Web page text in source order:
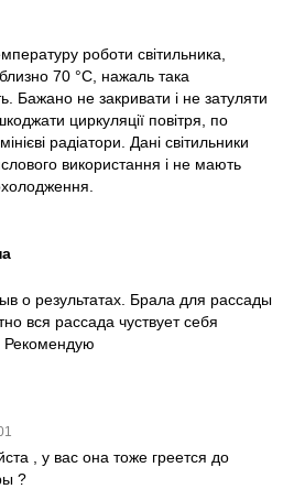
роботи світильника,
70 °C, нажаль така
Бажано не закривати і не затуляти
циркуляції повітря, по
радіатори. Дані світильники
використання і не мають
о результатах. Брала для рассады
вся рассада чуствует себя
Рекомендую
, у вас она тоже греется до
?